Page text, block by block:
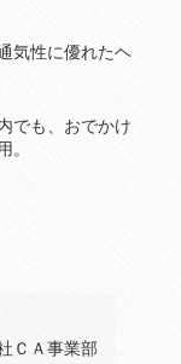
気性に優れたヘ
でも、おでかけ
。
ＣＡ事業部